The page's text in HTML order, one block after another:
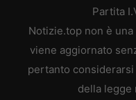
Partita
Notizie.top non è
viene aggiornato
pertanto
della legge